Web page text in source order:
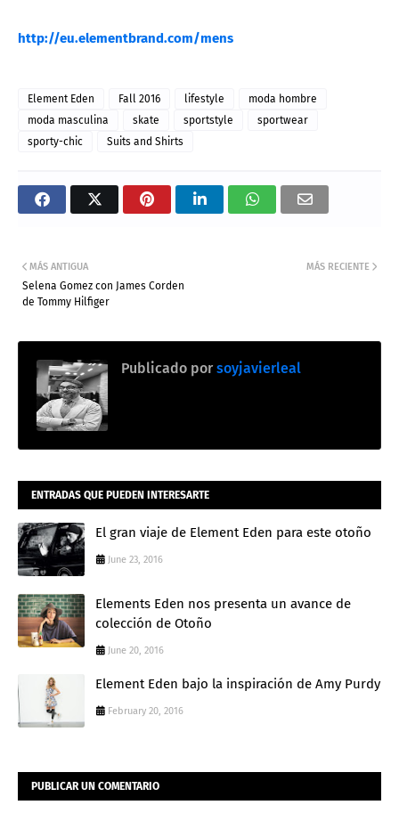
http://eu.elementbrand.com/mens
Element Eden Fall 2016 lifestyle
moda hombre
moda masculina
skate sportstyle
sportwear
sporty-chic
Suits and Shirts
MÁS RECIENTE
MÁS ANTIGUA
Selena Gomez con James Corden
de Tommy Hilfiger
Publicado por soyjavierleal
ENTRADAS QUE PUEDEN INTERESARTE
El gran viaje de Element Eden para este otoño
June 23, 2016
Elements Eden nos presenta un avance de
colección de Otoño
June 20, 2016
Element Eden bajo la inspiración de Amy Purdy
February 20, 2016
PUBLICAR UN COMENTARIO